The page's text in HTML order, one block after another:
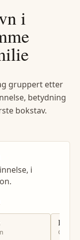
i
gruppert etter
betydning
bokstav.
i
Rafal